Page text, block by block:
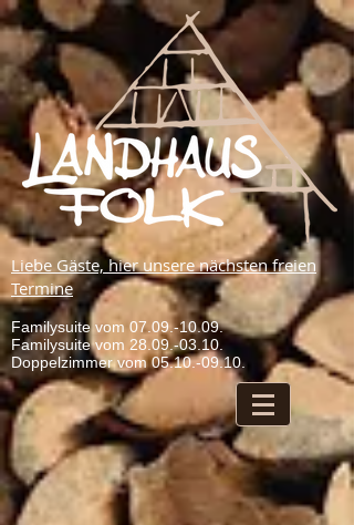
Liebe Gäste, hier unsere nächsten freien
Termine
Familysuite vom 07.09.-10.09.
Familysuite vom 28.09.-03.10
Doppelzimmer vom05.10.-09.10.